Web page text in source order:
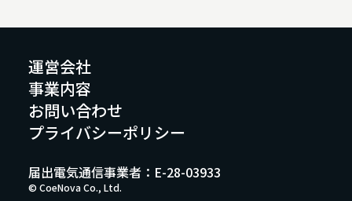
運営会社
事業内容
お問い合わせ
プライバシーポリシー
© CoeNova Co., Ltd.
届出電気通信事業者：E-28-03933